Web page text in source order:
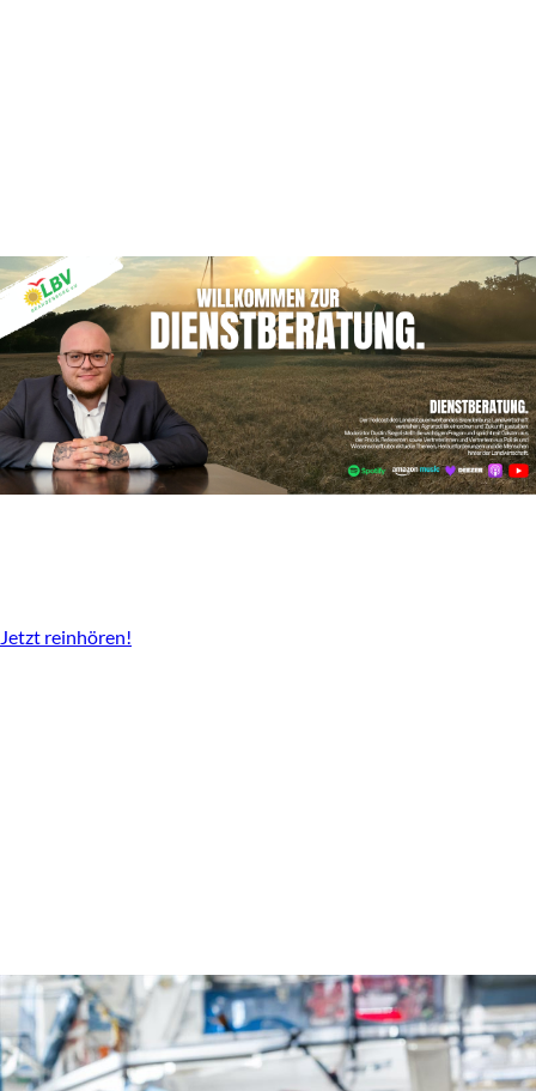
Jetzt reinhören!